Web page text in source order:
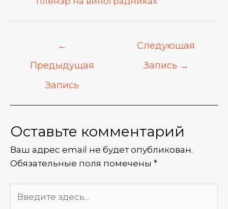
←
Предыдущая
Запись
Следующая
Запись →
Оставьте комментарий
Ваш адрес email не будет опубликован.
Обязательные поля помечены *
здесь...